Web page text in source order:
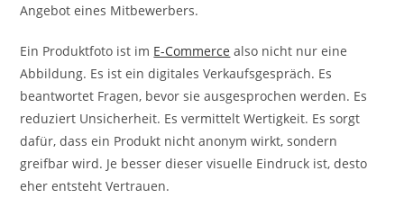
Angebot eines Mitbewerbers.
Ein Produktfoto ist im E-Commerce also nicht nur eine
Abbildung. Es ist ein digitales Verkaufsgespräch. Es
beantwortet Fragen, bevor sie ausgesprochen werden. Es
reduziert Unsicherheit. Es vermittelt Wertigkeit. Es sorgt
dafür, dass ein Produkt nicht anonym wirkt, sondern
greifbar wird. Je besser dieser visuelle Eindruck ist, desto
eher entsteht Vertrauen.